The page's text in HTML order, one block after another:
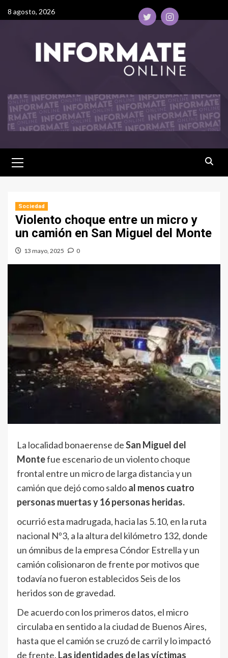
8 agosto, 2026
Sociedad
Violento choque entre un micro y
un camión en San Miguel del Monte
13 mayo, 2025 0
La localidad bonaerense deSan Miguel del
Montefue escenario de un violento choque
frontal entre un micro de larga distancia y un
camión que dejó como saldoal menos cuatro
personas muertas y 16 personas heridas.
ocurrió esta madrugada, hacia las 5.10, en la ruta
nacional Nº3, a la altura del kilómetro 132, donde
un ómnibus de la empresa Cóndor Estrella y un
camión colisionaron de frente por motivos que
todavía no fueron establecidos Seis de los
heridos son de gravedad.
De acuerdo con los primeros datos, el micro
circulaba en sentido a la ciudad de Buenos Aires,
hasta que el camión se cruzó de carril y lo impactó
de frente. Las identidades de las víctimas